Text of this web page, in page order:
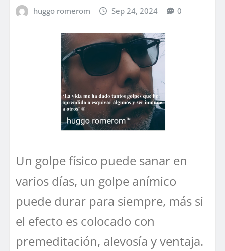
huggo romerom Sep 24, 2024 0
Un golpe físico puede sanar en
varios días, un golpe anímico
puede durar para siempre, más si
el efecto es colocado con
premeditación, alevosía y ventaja.